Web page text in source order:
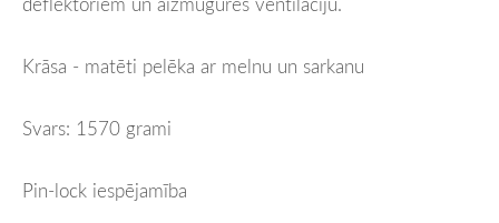
Krāsa - matēti pelēka ar melnu un sarkanu
Svars: 1570 grami
Pin-lock iespējamība